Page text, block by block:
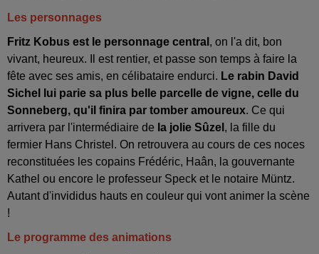
Les personnages
Fritz Kobus est le personnage central , on l'a dit, bon
vivant, heureux. Il est rentier, et passe son temps à faire la
fête avec ses amis, en célibataire endurci. Le rabin David
Sichel lui parie sa plus belle parcelle de vigne, celle du
Sonneberg, qu'il finira par tomber amoureux. Ce qui
arrivera par l'intermédiaire de la jolie Sûzel , la fille du
fermier Hans Christel. On retrouvera au cours de ces noces
reconstituées les copains Frédéric, Haân, la gouvernante
Kathel ou encore le professeur Speck et le notaire Müntz.
Autant d'invididus hauts en couleur qui vont animer la scène
!
Le programme des animations